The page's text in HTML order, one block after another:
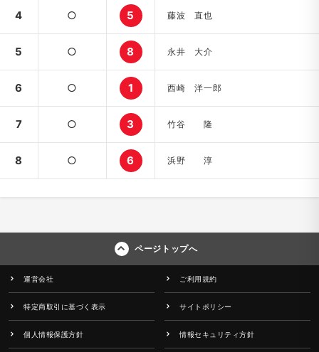
4 ○ 5 藤波 直也
5 ○ 8 永井 大介
6 ○ 1 西崎 洋一郎
7 ○ 3 竹谷 隆
8 ○ 6 浜野 淳
ページトップへ
運営会社 ご利用規約
特定商取引に基づく表示 サイトポリシー
個人情報保護方針 情報セキュリティ方針